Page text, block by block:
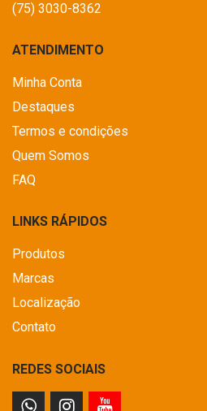
(75) 3030-8362
ATENDIMENTO
Minha Conta
Destaques
Termos e condições
Quem Somos
FAQ
LINKS RÁPIDOS
Produtos
Marcas
Localização
Contato
REDES SOCIAIS